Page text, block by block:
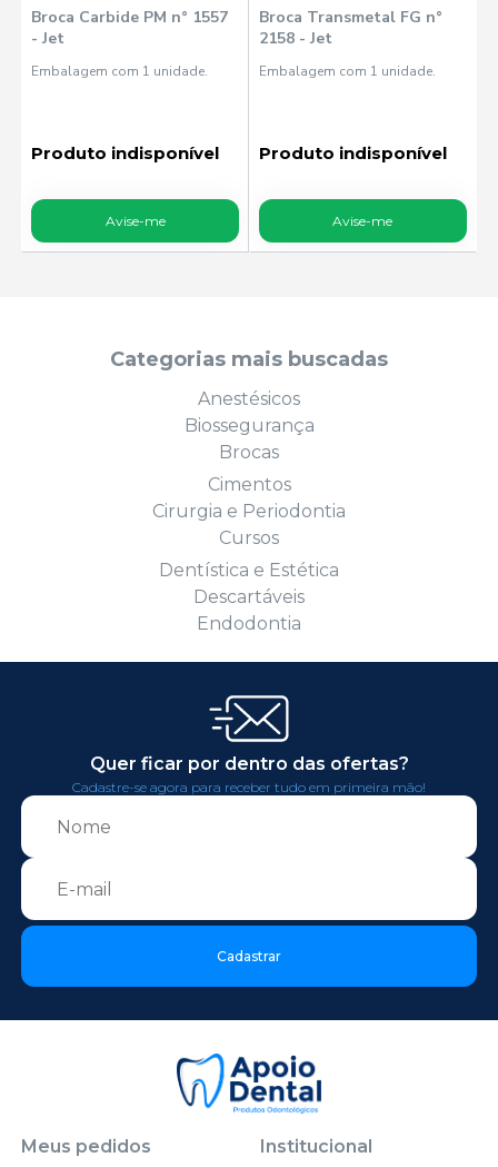
Broca Carbide PM n° 1557
- Jet
Embalagem com 1 unidade.
Produto indisponível
Avise-me
Broca Transmetal FG n°
2158 - Jet
Embalagem com 1 unidade.
Produto indisponível
Avise-me
Categorias mais buscadas
Anestésicos
Biossegurança
Brocas
Cimentos
Cirurgia e Periodontia
Cursos
Dentística e Estética
Descartáveis
Endodontia
Quer ficar por dentro das ofertas?
Cadastre-se agora para receber tudo em primeira mão!
Cadastrar
Meus pedidos
Institucional